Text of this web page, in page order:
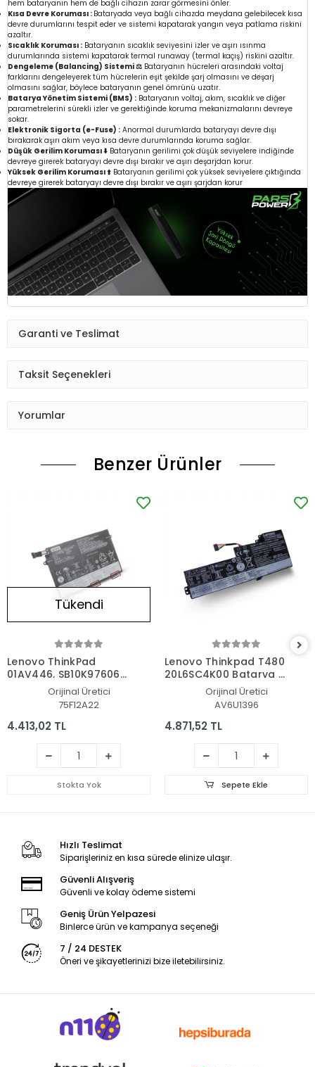
hem bataryanın hem de bağlı cihazın zarar görmesini önler.
Kısa Devre Koruması : Bataryada veya bağlı cihazda meydana gelebilecek kısa
devre durumlarını tespit eder ve sistemi kapatarak yangın veya patlama riskini
azaltır.
Sıcaklık Koruması : Bataryanın sıcaklık seviyesini izler ve aşırı ısınma
durumlarında sistemi kapatarak termal runaway (termal kaçış) riskini azaltır.
Dengeleme (Balancing) Sistemi ⚖️ Bataryanın hücreleri arasındaki voltaj
farklarını dengeleyerek tüm hücrelerin eşit şekilde şarj olmasını ve deşarj
olmasını sağlar, böylece bataryanın genel ömrünü uzatır.
Batarya Yönetim Sistemi (BMS) : Bataryanın voltaj, akım, sıcaklık ve diğer
parametrelerini sürekli izler ve gerektiğinde koruma mekanizmalarını devreye
sokar.
Elektronik Sigorta (e-Fuse) : Anormal durumlarda bataryayı devre dışı
bırakarak aşırı akım veya kısa devre durumlarında koruma sağlar.
Düşük Gerilim Koruması ⬇️ Bataryanın gerilimi çok düşük seviyelere indiğinde
devreye girerek bataryayı devre dışı bırakır ve aşırı deşarjdan korur.
Yüksek Gerilim Koruması ⬆️ Bataryanın gerilimi çok yüksek seviyelere çıktığında
devreye girerek bataryayı devre dışı bırakır ve aşırı şarjdan korur
Garanti ve Teslimat
Taksit Seçenekleri
Yorumlar
Benzer Ürünler
Tükendi
Lenovo ThinkPad
01AV446, SB10K97606
Batarya - PilOrijinal Üretici
75F12A22
4.413,02 TL
Stokta Yok
Lenovo Thinkpad T480
20L6SC4K00 Batarya -
Orijinal Üretici
AV6U1396
4.871,52 TL
Sepete Ekle
Hızlı Teslimat
Siparişleriniz en kısa sürede elinize ulaşır.
Güvenli Alışveriş
Güvenli ve kolay ödeme sistemi
Geniş Ürün Yelpazesi
Binlerce ürün ve kampanya seçeneği
7 / 24 DESTEK
Öneri ve şikayetlerinizi bize iletebilirsiniz.